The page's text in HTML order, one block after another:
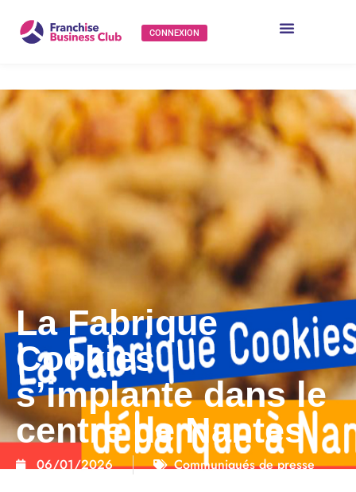
CONNEXION
La Fabrique
Cookies
s’implante dans le
centre de Nantes
06/01/2026 Communiqués de presse